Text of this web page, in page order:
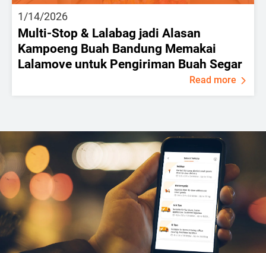
1/14/2026
Multi-Stop & Lalabag jadi Alasan
Kampoeng Buah Bandung Memakai
Lalamove untuk Pengiriman Buah Segar
Read more